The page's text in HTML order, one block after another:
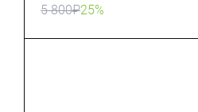
5 800₽25%